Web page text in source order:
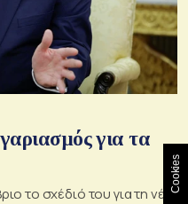
για τα
το σχέδιό του για τη νέα
Cookies